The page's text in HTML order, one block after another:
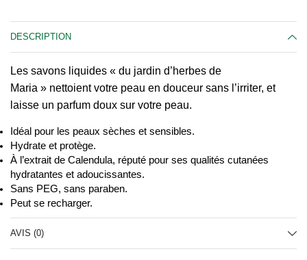
DESCRIPTION
Les savons liquides « du jardin d’herbes de
Maria » nettoient votre peau en douceur sans l’irriter, et
laisse un parfum doux sur votre peau.
Idéal pour les peaux sèches et sensibles.
Hydrate et protège.
À l’extrait de Calendula, réputé pour ses qualités cutanées
hydratantes et adoucissantes.
Sans PEG, sans paraben.
Peut se recharger.
AVIS (0)